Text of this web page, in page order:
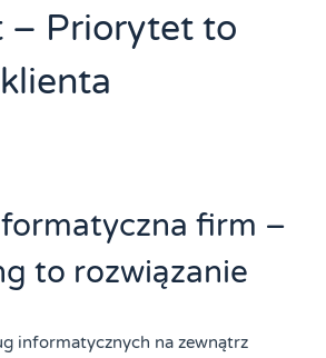
– Priorytet to
firm –
to rozwiązanie
informatycznych na zewnątrz